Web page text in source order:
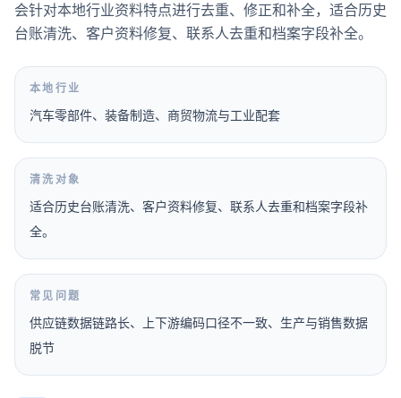
会针对本地行业资料特点进行去重、修正和补全，适合历史
台账清洗、客户资料修复、联系人去重和档案字段补全。
本地行业
汽车零部件、装备制造、商贸物流与工业配套
清洗对象
适合历史台账清洗、客户资料修复、联系人去重和档案字段补
全。
常见问题
供应链数据链路长、上下游编码口径不一致、生产与销售数据
脱节